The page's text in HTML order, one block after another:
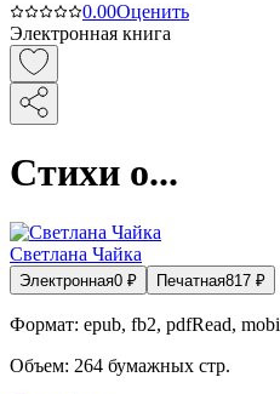
0.00Оценить
Электронная книга
Стихи о...
Светлана Чайка
Электронная0 ₽ Печатная817 ₽
Формат: epub, fb2, pdfRead, mobi
Объем: 264 бумажных стр.